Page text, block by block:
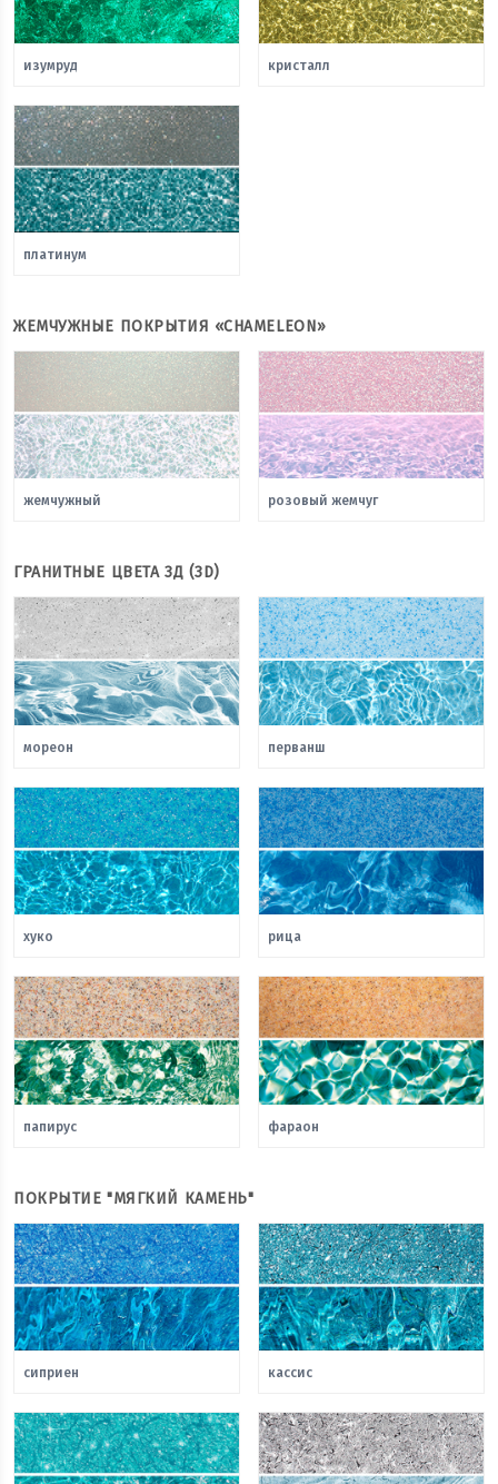
изумруд кристалл
платинум
ЖЕМЧУЖНЫЕ ПОКРЫТИЯ «CHAMELEON»
жемчужный розовый жемчуг
ГРАНИТНЫЕ ЦВЕТА 3Д (3D)
мореон перванш
хуко рица
папирус фараон
ПОКРЫТИЕ "МЯГКИЙ КАМЕНЬ"
сиприен кассис